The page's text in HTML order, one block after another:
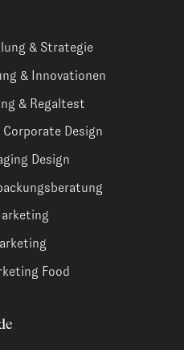
& Strategie
& Innovationen
& Regaltest
Corporate Design
Design
Food